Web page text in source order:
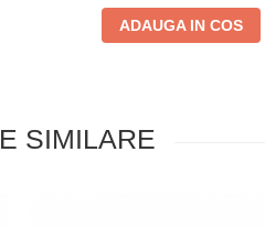
ADAUGA IN COS
SIMILARE